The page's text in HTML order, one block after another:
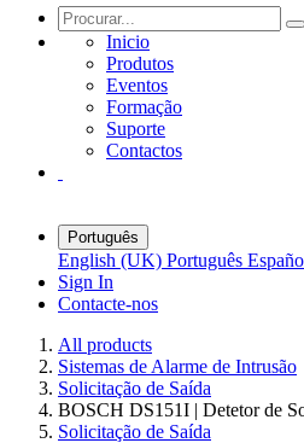
Inicio
Produtos
Eventos
Formação
Suporte
Contactos
Português
English (UK) Português
Sign In
Contacte-nos
All products
Sistemas de Alarme de Intrusão
Solicitação de Saída
BOSCH DS151I | Detetor de
Solicitação de Saída